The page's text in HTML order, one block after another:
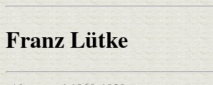
Franz Lütke